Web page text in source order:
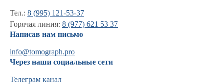
Тел.: 8 (995) 121-53-37
Горячая линия: 8 (977) 621 53 37
Написав нам письмо
info@tomograph.pro
Через наши социальные сети
Телеграм канал